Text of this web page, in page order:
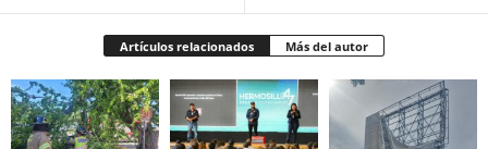
Artículos relacionados Más del autor